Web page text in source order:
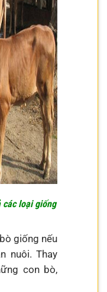
loại giống
giống nếu
nuôi. Thay
con bò,